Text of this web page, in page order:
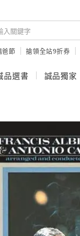
爸節 搶領全站9折券
品選書 誠品獨家